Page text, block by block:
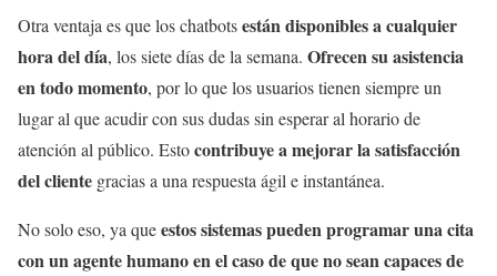
Otra ventaja es que los chatbotsestán disponibles a cualquier
hora del día, los siete días de la semana. Ofrecen su asistencia
en todo momento, por lo que los usuarios tienen siempre un
lugar al que acudir con sus dudas sin esperar al horario de
atención al público. Estocontribuye a mejorar la satisfacción
del cliente gracias a una respuesta ágil e instantánea.
No solo eso, ya queestos sistemas pueden programar una cita
con un agente humano en el caso de que no sean capaces de